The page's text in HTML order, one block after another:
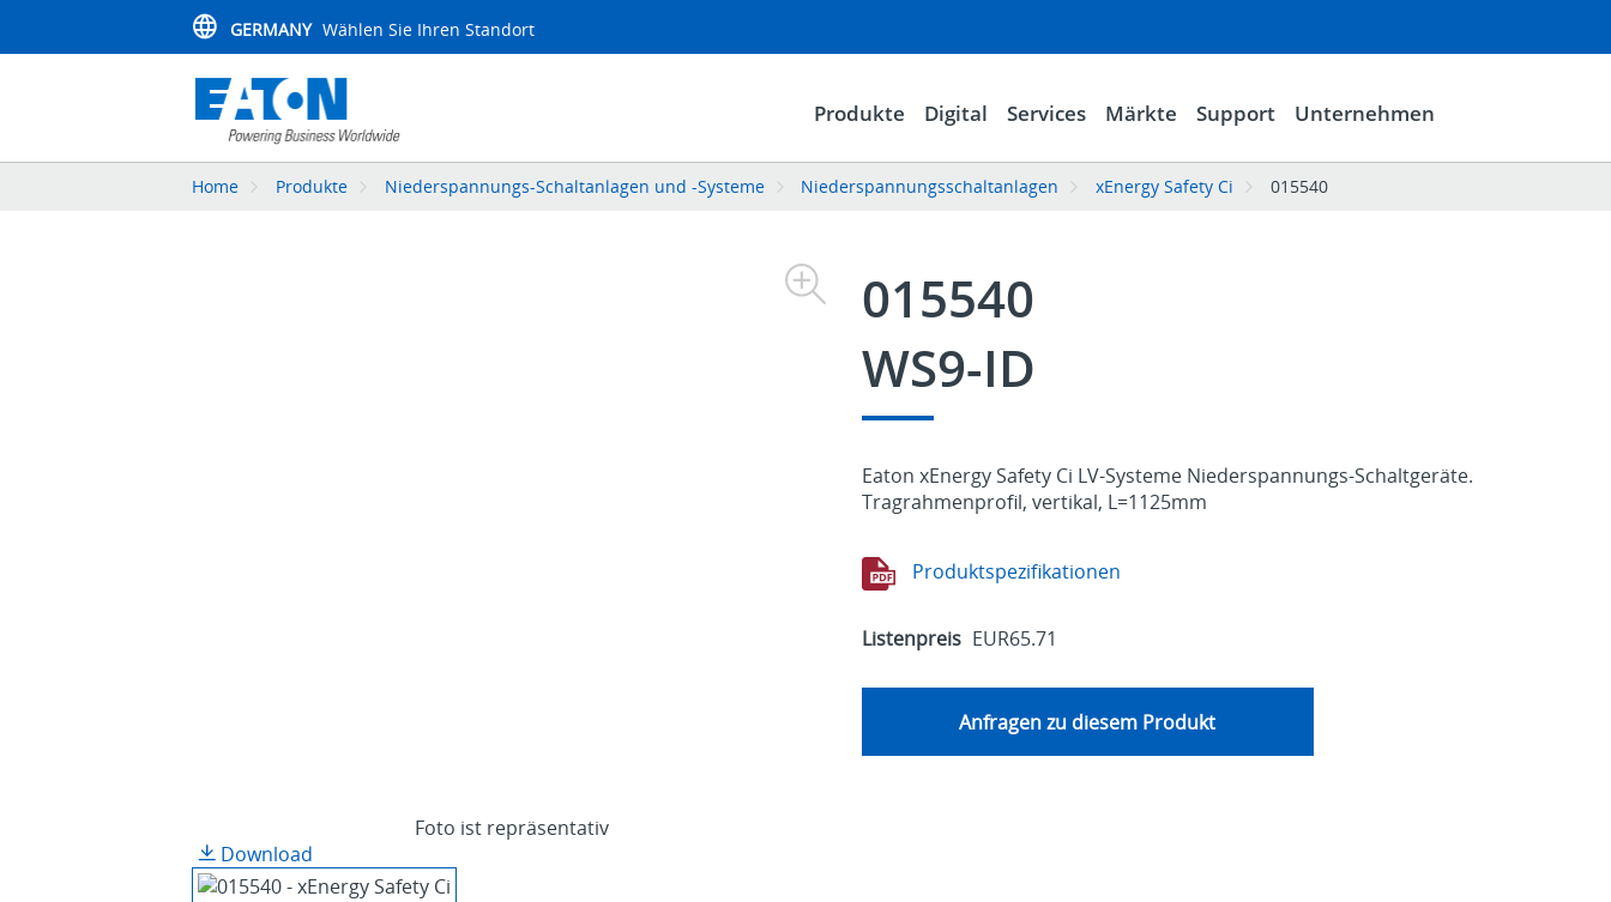
GERMANY Wählen Sie Ihren Standort
Produkte Digital Services Märkte Support Unternehmen
Home Produkte Niederspannungs-Schaltanlagen und -Systeme Niederspannungsschaltanlagen xEnergy Safety Ci 015540
Foto ist repräsentativ
Download
015540
WS9-ID
Eaton xEnergy Safety Ci LV-Systeme Niederspannungs-Schaltgeräte.
Tragrahmenprofil, vertikal, L=1125mm
Produktspezifikationen
Listenpreis EUR65.71
Anfragen zu diesem Produkt